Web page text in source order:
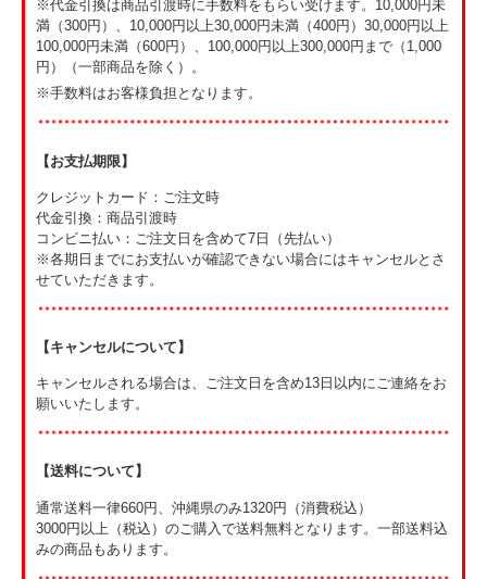
ン専門店「せんねんの木」からお届けします。
こちらの商品は、 送料込み の価格です。製造元からの直接発送となり
ます。また、代引きでのお支払いは不可となります。
※アレルゲン表示：卵 乳成分 小麦
※代金引換は商品引渡時に手数料をもらい受けます。10,000円未
満（300円）、10,000円以上30,000円未満（400円）30,000円以上
100,000円未満（600円）、100,000円以上300,000円まで（1,000
円）（一部商品を除く）。
※手数料はお客様負担となります。
【お支払期限】
クレジットカード：ご注文時
代金引換：商品引渡時
コンビニ払い：ご注文日を含めて7日（先払い）
※各期日までにお支払いが確認できない場合にはキャンセルとさ
せていただきます。
【キャンセルについて】
キャンセルされる場合は、ご注文日を含め13日以内にご連絡をお
願いいたします。
【送料について】
通常送料一律660円、沖縄県のみ1320円（消費税込）
3000円以上（税込）のご購入で送料無料となります。一部送料込
みの商品もあります。